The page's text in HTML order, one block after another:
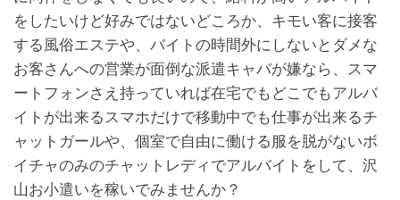
をしたいけど好みではないどころか、キモい客に接客
する風俗エステや、バイトの時間外にしないとダメな
お客さんへの営業が面倒な派遣キャバが嫌なら、スマ
ートフォンさえ持っていれば在宅でもどこでもアルバ
イトが出来るスマホだけで移動中でも仕事が出来るチ
ャットガールや、個室で自由に働ける服を脱がないボ
イチャのみのチャットレディでアルバイトをして、沢
山お小遣いを稼いでみませんか？